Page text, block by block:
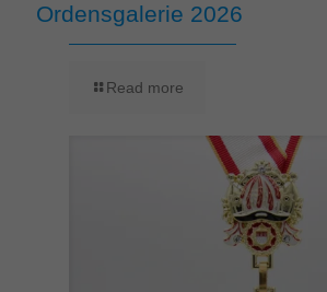
Ordensgalerie 2026
Read more